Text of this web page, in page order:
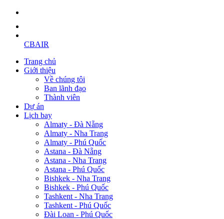
CBAIR
Trang chủ
Giới thiệu
Về chúng tôi
Ban lãnh đạo
Thành viên
Dự án
Lịch bay
Almaty - Đà Nẵng
Almaty - Nha Trang
Almaty - Phú Quốc
Astana - Đà Nẵng
Astana - Nha Trang
Astana - Phú Quốc
Bishkek - Nha Trang
Bishkek - Phú Quốc
Tashkent - Nha Trang
Tashkent - Phú Quốc
Đài Loan - Phú Quốc